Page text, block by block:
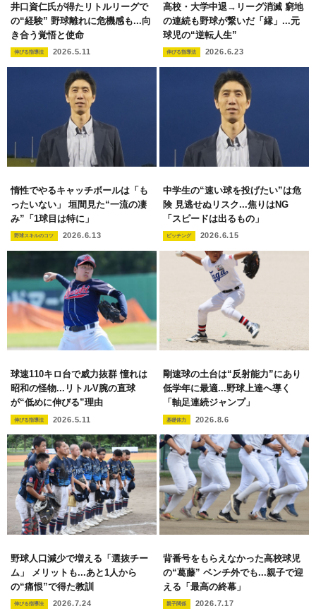
井口資仁氏が得たリトルリーグで
の“経験” 野球離れに危機感も...向
き合う覚悟と使命
伸びる指導法 2026.5.11
高校・大学中退→リーグ消滅 窮地
の連続も野球が繋いだ「縁」...元
球児の“逆転人生”
伸びる指導法 2026.6.23
惰性でやるキャッチボールは「も
ったいない」 垣間見た“一流の凄
み”「1球目は特に」
野球スキルのコツ 2026.6.13
中学生の“速い球を投げたい”は危
険 見逃せぬリスク...焦りはNG
「スピードは出るもの」
ピッチング 2026.6.15
球速110キロ台で威力抜群 憧れは
昭和の怪物...リトルV腕の直球
が“低めに伸びる”理由
伸びる指導法 2026.5.11
剛速球の土台は“反射能力”にあり
低学年に最適...野球上達へ導く
「軸足連続ジャンプ」
基礎体力 2026.8.6
野球人口減少で増える「選抜チー
ム」 メリットも...あと1人から
の“痛恨”で得た教訓
伸びる指導法 2026.7.24
背番号をもらえなかった高校球児
の“葛藤” ベンチ外でも...親子で迎
える「最高の終幕」
親子関係 2026.7.17